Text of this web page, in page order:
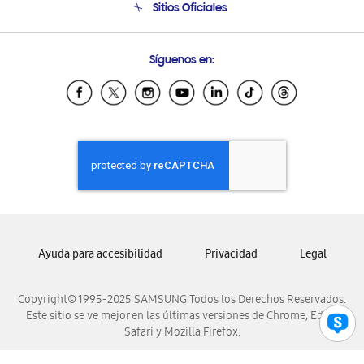
Condiciones de Compra
Soporte vía eMail
Sitios Oficiales
Samsung Ecuador
Samsung El Salvador
Samsung Honduras
Samsung Nicaragua
Samsung Panamá
Samsung Venezuela
Síguenos en:
Copyright© 1995-2025 SAMSUNG Todos los Derechos Reservados.
Este sitio se ve mejor en las últimas versiones de Chrome, Edge,
Safari y Mozilla Firefox.
Ayuda para accesibilidad Privacidad Legal